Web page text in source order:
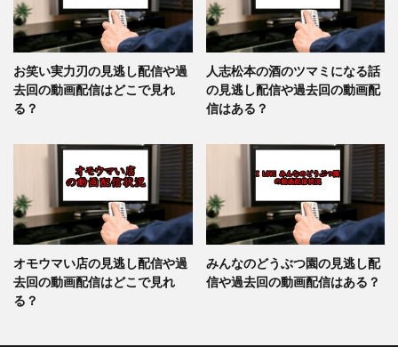
お笑い実力刃の見逃し配信や過
去回の動画配信はどこで見れ
る？
人志松本の酒のツマミになる話
の見逃し配信や過去回の動画配
信はある？
オモウマい店の見逃し配信や過
去回の動画配信はどこで見れ
る？
みんなのどうぶつ園の見逃し配
信や過去回の動画配信はある？